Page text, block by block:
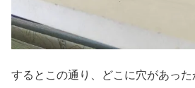
するとこの通り、どこに穴があっ